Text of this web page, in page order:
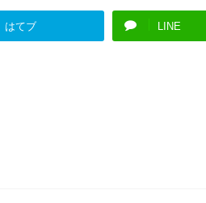
はてブ LINE